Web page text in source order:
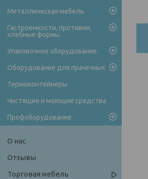
Металлическая мебель
Гастроемкости, противни,
хлебные формы
Упаковочное оборудование
Оборудование для прачечных
Термоконтейнеры
Чистящие и моющие средства
Профоборудование
О нас
Отзывы
Торговая мебель